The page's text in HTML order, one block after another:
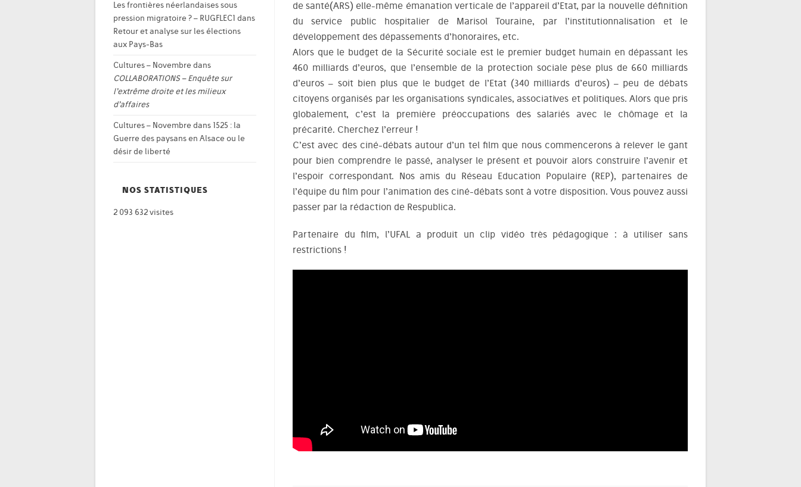
de santé(ARS) elle-même émanation verticale de l’appareil d’Etat, par la nouvelle définition
du service public hospitalier de Marisol Touraine, par l’institutionnalisation et le
développement des dépassements d’honoraires, etc.
Alors que le budget de la Sécurité sociale est le premier budget humain en dépassant les
460 milliards d’euros, que l’ensemble de la protection sociale pèse plus de 660 milliards
d’euros – soit bien plus que le budget de l’Etat (340 milliards d’euros) – peu de débats
citoyens organisés par les organisations syndicales, associatives et politiques. Alors que pris
globalement, c’est la première préoccupations des salariés avec le chômage et la
précarité. Cherchez l’erreur !
C’est avec des ciné-débats autour d’un tel film que nous commencerons à relever le gant
pour bien comprendre le passé, analyser le présent et pouvoir alors construire l’avenir et
l’espoir correspondant. Nos amis du Réseau Education Populaire (REP), partenaires de
l’équipe du film pour l’animation des ciné-débats sont à votre disposition. Vous pouvez aussi
passer par la rédaction de Respublica.
Partenaire du film, l’UFAL a produit un clip vidéo très pédagogique : à utiliser sans
restrictions !
Les frontières néerlandaises sous
pression migratoire ? – RUGFLEC1 dans
Retour et analyse sur les élections
aux Pays-Bas
Cultures – Novembre dans
COLLABORATIONS – Enquête sur
l’extrême droite et les milieux
d’affaires
Cultures – Novembre dans 1525 : la
Guerre des paysans en Alsace ou le
désir de liberté
NOS STATISTIQUES
2 093 632 visites